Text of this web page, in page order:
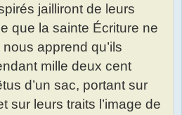
jailliront de leurs
que la sainte Écriture ne
apprend qu’ils
mille deux cent
d’un sac, portant sur
sur leurs traits l’image de